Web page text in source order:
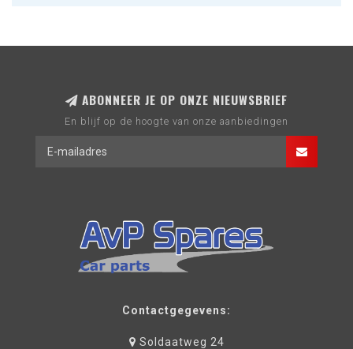
ABONNEER JE OP ONZE NIEUWSBRIEF
En blijf op de hoogte van onze aanbiedingen
Contactgegevens:
Soldaatweg 24